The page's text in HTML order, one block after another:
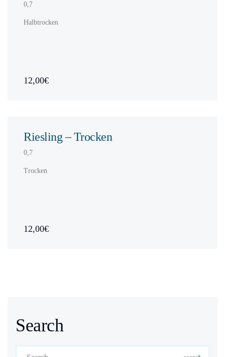
0,7
Halbtrocken
12,00€
Riesling – Trocken
0,7
Trocken
12,00€
Search